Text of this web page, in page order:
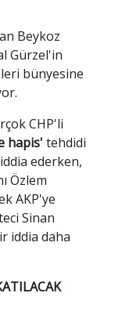
Beykoz
Gürzel'in
bünyesine
CHP'li
hapis' tehdidi
ederken,
Özlem
AKP'ye
Sinan
iddia daha